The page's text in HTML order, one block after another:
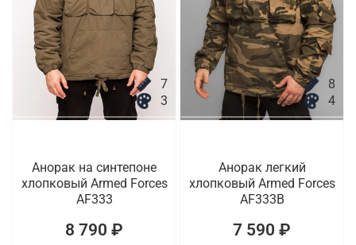
7
3
Анорак на синтепоне
хлопковый Armed Forces
AF333
8 790 ₽
8
4
Анорак легкий
хлопковый Armed Forces
AF333B
7 590 ₽